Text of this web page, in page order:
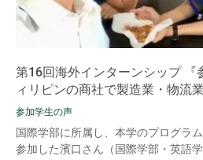
第16回海外インターンシップ 『
ィリピンの商社で製造業・物流
参加学生の声
国際学部に所属し、本学のプログラ
参加した濱口さん（国際学部・英語